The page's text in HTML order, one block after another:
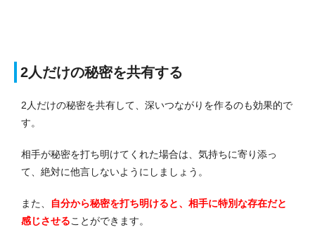
2人だけの秘密を共有する
2人だけの秘密を共有して、深いつながりを作るのも効果的で
す。
相手が秘密を打ち明けてくれた場合は、気持ちに寄り添っ
て、絶対に他言しないようにしましょう。
また、
自分から秘密を打ち明けると、相手に特別な存在だと
感じさせることができます。